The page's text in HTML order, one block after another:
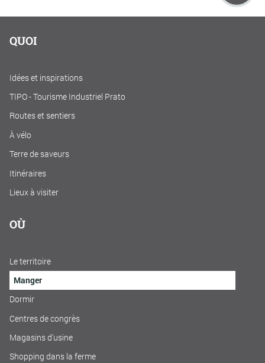
QUOI
Idées et inspirations
TIPO - Tourisme Industriel Prato
Routes et sentiers
À vélo
Terre de saveurs
Itinéraires
Lieux à visiter
OÙ
Le territoire
Manger
Dormir
Centres de congrès
Magasins d'usine
Shopping dans la ferme